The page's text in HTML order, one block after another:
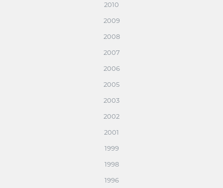
2010
2009
2008
2007
2006
2005
2003
2002
2001
1999
1998
1996